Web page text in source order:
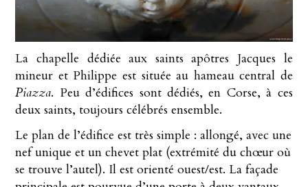
La chapelle dédiée aux saints apôtres Jacques le
mineur et Philippe est située au hameau central de
Piazza. Peu d’édifices sont dédiés, en Corse, à ces
deux saints, toujours célébrés ensemble.
Le plan de l’édifice est très simple : allongé, avec une
nef unique et un chevet plat (extrémité du chœur où
se trouve l’autel). Il est orienté ouest/est. La façade